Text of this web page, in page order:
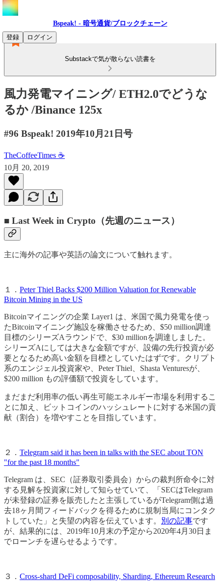
Bspeak! - 暗号通貨/ブロックチェーン
登録
ログイン
Substackで気が散らない読書を
風力発電マイニング/ ETH2.0でどうな
るか /Binance 125x
#96 Bspeak! 2019年10月21日号
TheCoffeeTimes ☕
10月 20, 2019
■ Last Week in Crypto（先週のニュース）
主に海外の記事や英語の論文について触れます。
１． Peter Thiel Backs $200 Million Valuation for Renewable
Bitcoin Mining in the US
Bitcoinマイニングの企業 Layer1 は、米国で風力発電を使っ
たBitcoinマイニング施設を稼働させるため、$50 million調達
目標のシリーズAラウンドで、$30 millionを調達しました。
シリーズAにしては大きな金額ですが、設備の先行投資が必
要となるため高い金額を目標としていたはずです。クリプト
系のエンジェル投資家や、Peter Thiel、Shasta Venturesが、
$200 million もの評価額で投資をしています。
まだまだ利用率の低い再生可能エネルギー市場を利用するこ
とに加え、ビットコインのハッシュレートに対する米国の貢
献（割合）を増やすことを目指しています。
２． Telegram said it has been in talks with the SEC about TON
"for the past 18 months"
Telegram は、SEC（証券取引委員会）からの裁判所命令に対
する見解を投資家に対して知らせていて、「SECはTelegram
が未登録の証券を販売したと主張しているがTelegram側は過
去18ヶ月間フィードバックを得るために規制当局にコンタク
トしていた」と失望の内容を伝えています。
別の記事です
が、結果的には、2019年10月末の予定から2020年4月30日ま
でローンチを遅らせるようです。
３． Cross-shard DeFi composability, Sharding, Ethereum Research